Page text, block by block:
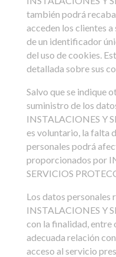
también podrá
acceden los clientes
de un identificador
del uso de cookies.
detallada sobre sus
Salvo que se indique
suministro de los
INSTALACIONES Y
es voluntario, la falta
personales podrá
proporcionados por
SERVICIOS
Los datos personales
INSTALACIONES Y
con la finalidad, entre
adecuada relación
acceso al servicio